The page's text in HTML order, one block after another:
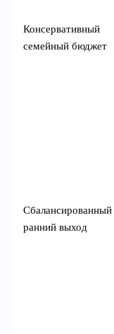
Консервативный
семейный бюджет
Сбалансированный
ранний выход